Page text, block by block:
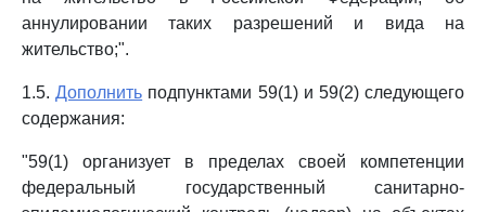
аннулировании таких разрешений и вида на
жительство;".
1.5.Дополнить подпунктами 59(1) и 59(2) следующего
содержания:
"59(1) организует в пределах своей компетенции
федеральный государственный санитарно-